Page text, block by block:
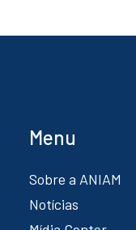
Menu
Sobre a ANIAM
Notícias